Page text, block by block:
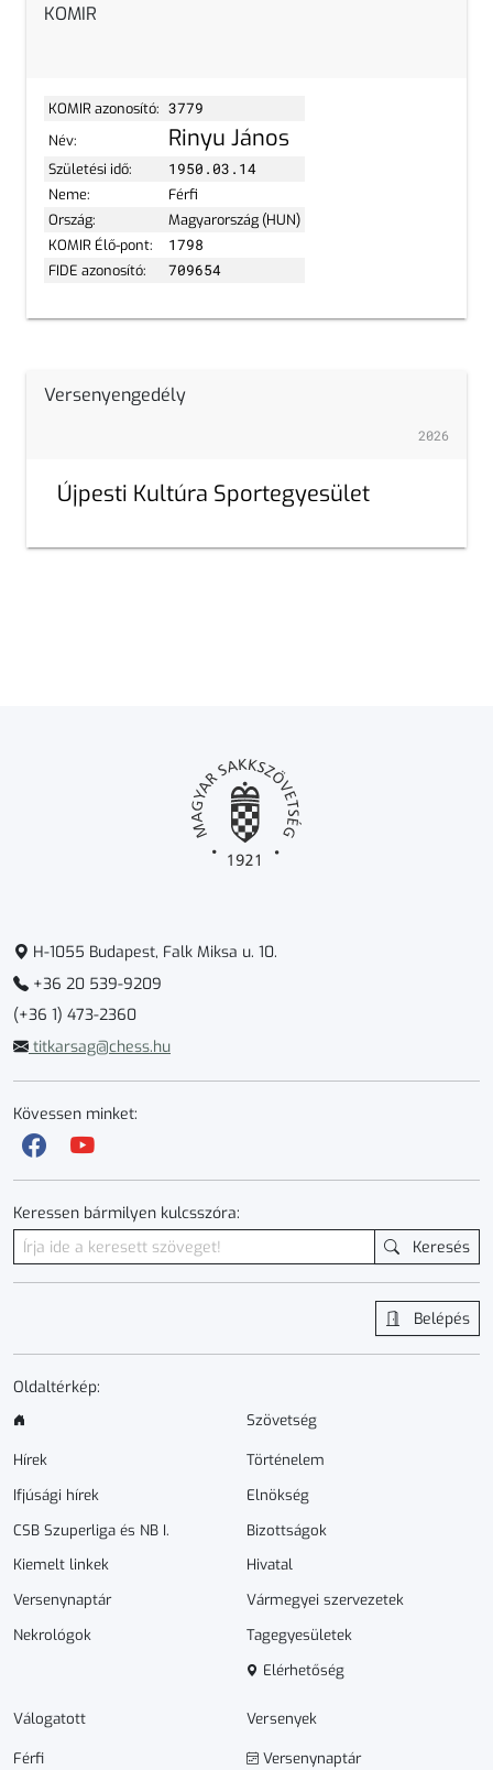
KOMIR
KOMIR azonosító: 3779
Név: Rinyu János
Születési idő: 1950.03.14
Neme:
Férfi
Ország:
Magyarország (HUN)
KOMIR Élő-pont:
1798
FIDE azonosító: 709654
Versenyengedély
2026
Újpesti Kultúra Sportegyesület
H-1055 Budapest, Falk Miksa u. 10.
+36 20 539-9209
(+36 1) 473-2360
titkarsag@chess.hu
Kövessen minket:
Keressen bármilyen kulcsszóra:
Keresés
Belépés
Oldaltérkép:
Hírek
Ifjúsági hírek
CSB Szuperliga és NB I.
Kiemelt linkek
Versenynaptár
Nekrológok
Szövetség
Történelem
Elnökség
Bizottságok
Hivatal
Vármegyei szervezetek
Tagegyesületek
Elérhetőség
Válogatott
Férfi
Versenyek
Versenynaptár